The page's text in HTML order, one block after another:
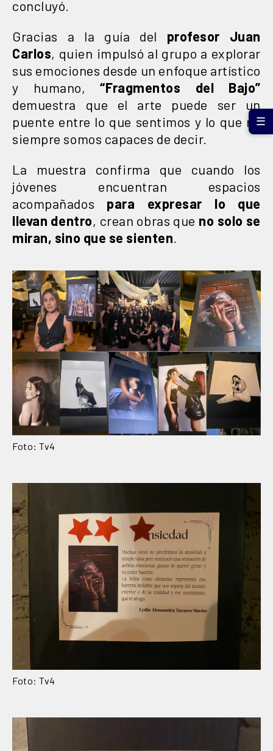
concluyó.
Gracias a la guía del profesor Juan
Carlos, quien impulsó al grupo a explorar
sus emociones desde un enfoque artístico
y humano,“Fragmentos del Bajo”
demuestra que el arte puede ser un
puente entre lo que sentimos y lo que no
siempre somos capaces de decir.
La muestra confirma que cuando los
jóvenes encuentran espacios
acompañados para expresar lo que
llevan dentro, crean obras que no solo se
miran, sino que se sienten
Foto: Tv4
Foto: Tv4
☰